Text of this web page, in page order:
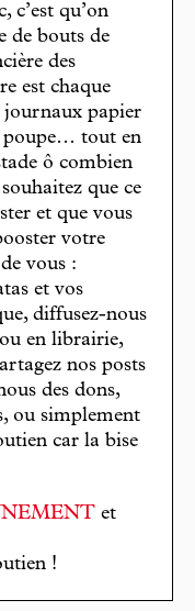
c’est qu’on
de bouts de
des
est chaque
journaux papier
poupe… tout en
ô combien
que ce
et que vous
votre
vous :
et vos
diffusez-nous
en librairie,
nos posts
des dons,
ou simplement
car la bise
et
!